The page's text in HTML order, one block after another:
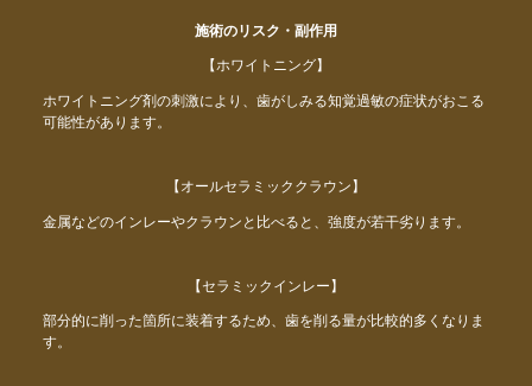
施術のリスク・副作用
【ホワイトニング】
ホワイトニング剤の刺激により、歯がしみる知覚過敏の症状がおこる
可能性があります。
【オールセラミッククラウン】
金属などのインレーやクラウンと比べると、強度が若干劣ります。
【セラミックインレー】
部分的に削った箇所に装着するため、歯を削る量が比較的多くなりま
す。